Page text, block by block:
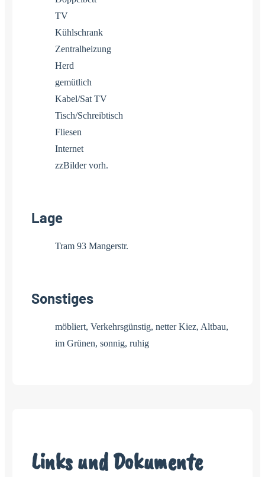
TV
Kühlschrank
Zentralheizung
Herd
gemütlich
Kabel/Sat TV
Tisch/Schreibtisch
Fliesen
Internet
zzBilder vorh.
Lage
Tram 93 Mangerstr.
Sonstiges
möbliert, Verkehrsgünstig, netter Kiez, Altbau,
im Grünen, sonnig, ruhig
Links und Dokumente